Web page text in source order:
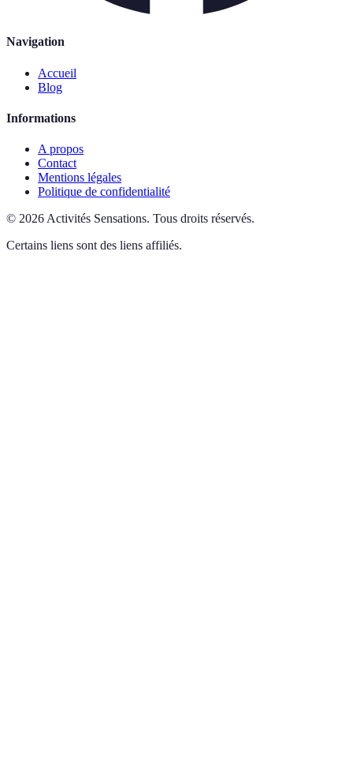
Navigation
Accueil
Blog
Informations
A propos
Contact
Mentions légales
Politique de confidentialité
© 2026 Activités Sensations. Tous droits réservés.
Certains liens sont des liens affiliés.